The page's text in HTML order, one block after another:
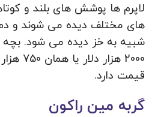
لاپرم ها پوشش های بلند و
های مختلف دیده می شوند و
قیمت دارد.
گربه مین راکون